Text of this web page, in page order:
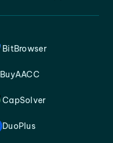
BitBrowser
BuyAACC
CapSolver
DuoPlus